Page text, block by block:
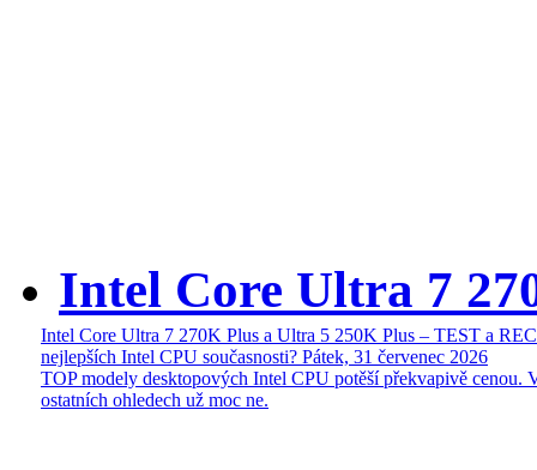
Intel Core Ultra 7
Intel Core Ultra 7 270K Plus a Ultra 5 250K Plus – TEST a
nejlepších Intel CPU současnosti? Pátek, 31 červenec 2026
TOP modely desktopových Intel CPU potěší překvapivě cenou.
ostatních ohledech už moc ne.